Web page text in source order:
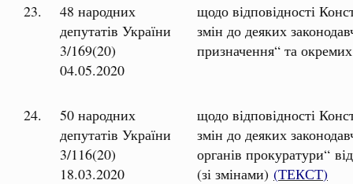
23.
48 народних
депутатів України
3/169(20)
04.05.2020
щодо відповідності
змін до деяких
призначення“ та
24.
50 народних
депутатів України
3/116(20)
18.03.2020
щодо відповідності
змін до деяких
органів прокуратури“
(зі змінами) (ТЕКСТ)